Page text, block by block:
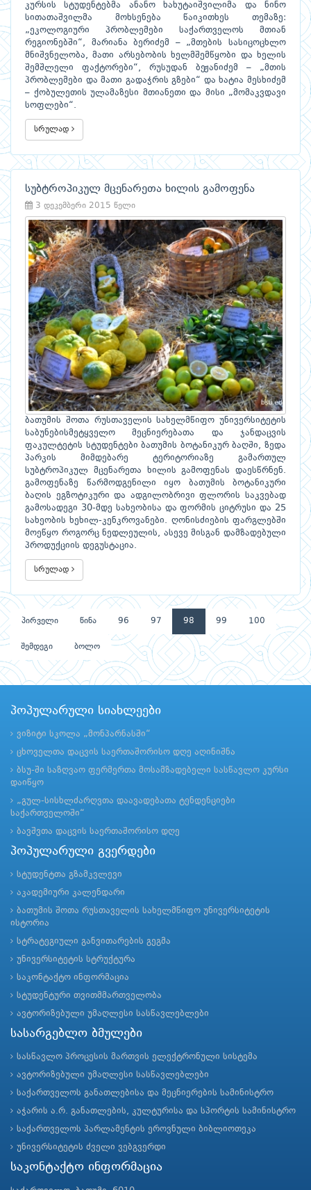
კურსის სტუდენტებმა ანანო ხახუტაიშვილიმა და ნინო
სითათაშვილმა მოხსენება წაიკითხეს თემაზე:
„ეკოლოგიური პრობლემები საქართველოს მთიან
რეგიონებში“, მარიანა ბერიძემ – „მთების სასიცოცხლო
მნიშვნელობა, მათი არსებობის ხელმშემწყობი და ხელის
შემშლელი ფაქტორები“, რუსუდან ბეჟანიძემ – „მთის
პრობლემები და მათი გადაჭრის გზები“ და ხატია მესხიძემ
– ქობულეთის ულამაზესი მთიანეთი და მისი „მომაკვდავი
სოფლები“.
სრულად
სუბტროპიკულ მცენარეთა ხილის გამოფენა
3 დეკემბერი 2015 წელი
ბათუმის შოთა რუსთაველის სახელმწიფო უნივერსიტეტის
საბუნებისმეტყველო მეცნიერებათა და ჯანდაცვის
ფაკულტეტის სტუდენტები ბათუმის ბოტანიკურ ბაღში, ზედა
პარკის მიმდებარე ტერიტორიაზე გამართულ
სუბტროპიკულ მცენარეთა ხილის გამოფენას დაესწრნენ.
გამოფენაზე წარმოდგენილი იყო ბათუმის ბოტანიკური
ბაღის ეგზოტიკური და ადგილობრივი ფლორის საკვებად
გამოსადეგი 30-მდე სახეობისა და ფორმის ციტრუსი და 25
სახეობის ხეხილ-კენკროვანები. ღონისძიების ფარგლებში
მოეწყო როგორც ნედლეულის, ასევე მისგან დამზადებული
პროდუქციის დეგუსტაცია.
სრულად
პირველი წინა 96 97 98 99 100
შემდეგი ბოლო
პოპულარული სიახლეები
ვიზიტი სკოლა „მონპარნასში“
ცხოველთა დაცვის საერთაშორისო დღე აღინიშნა
ბსუ-ში საზღვაო ფერმერთა მოსამზადებელი სასწავლო კურსი
დაიწყო
„გულ-სისხლძარღვთა დაავადებათა ტენდენციები
საქართველოში“
ბავშვთა დაცვის საერთაშორისო დღე
პოპულარული გვერდები
სტუდენტთა გზამკვლევი
აკადემიური კალენდარი
ბათუმის შოთა რუსთაველის სახელმწიფო უნივერსიტეტის
ისტორია
სტრატეგიული განვითარების გეგმა
უნივერსიტეტის სტრუქტურა
საკონტაქტო ინფორმაცია
სტუდენტური თვითმმართველობა
ავტორიზებული უმაღლესი სასწავლებლები
სასარგებლო ბმულები
სასწავლო პროცესის მართვის ელექტრონული სისტემა
ავტორიზებული უმაღლესი სასწავლებლები
საქართველოს განათლებისა და მეცნიერების სამინისტრო
აჭარის ა.რ. განათლების, კულტურისა და სპორტის სამინისტრო
საქართველოს პარლამენტის ეროვნული ბიბლიოთეკა
უნივერსიტეტის ძველი ვებგვერდი
საკონტაქტო ინფორმაცია